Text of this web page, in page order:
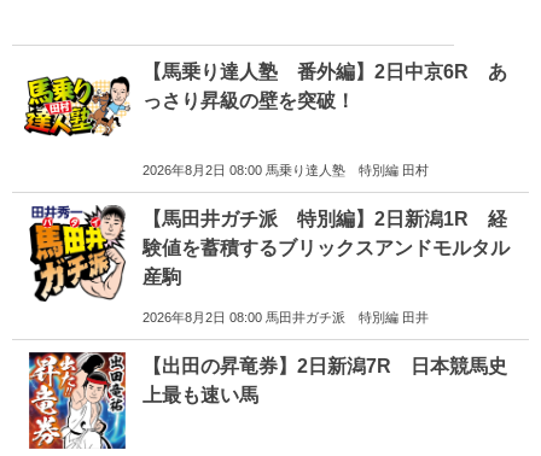
【馬乗り達人塾 番外編】2日中京6R あ
っさり昇級の壁を突破！
2026年8月2日 08:00 馬乗り達人塾 特別編 田村
【馬田井ガチ派 特別編】2日新潟1R 経
験値を蓄積するブリックスアンドモルタル
産駒
2026年8月2日 08:00 馬田井ガチ派 特別編 田井
【出田の昇竜券】2日新潟7R 日本競馬史
上最も速い馬